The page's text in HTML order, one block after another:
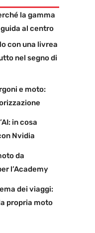
la gamma
al centro
con una livrea
nel segno di
e moto:
in cosa
Nvidia
da
l’Academy
dei viaggi:
propria moto